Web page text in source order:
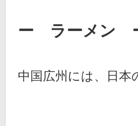
ー ラーメン
中国広州には、日